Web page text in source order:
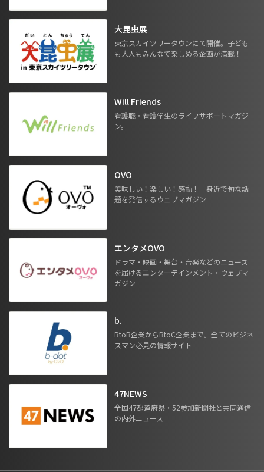
大昆虫展
東京スカイツリータウンにて開催。子ども
も大人もみんなで楽しめる企画が満載！
Will Friends
看護職・看護学生のライフサポートマガジ
ン。
OVO
美味しい！楽しい！感動！ 身近で旬な話
題を発信するウェブマガジン
エンタメOVO
ドラマ・映画・舞台・音楽などのニュース
を届けるエンターテインメント・ウェブマ
ガジン
b.
BtoB企業からBtoC企業まで。全てのビジネ
スマン必見の情報サイト
47NEWS
全国47都道府県・52参加新聞社と共同通信
の内外ニュース